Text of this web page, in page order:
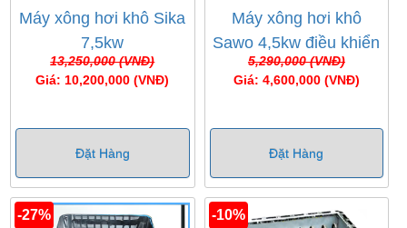
Máy xông hơi khô Sika
7,5kw
13,250,000 (VNĐ)
Giá: 10,200,000 (VNĐ)
Đặt Hàng
Máy xông hơi khô
Sawo 4,5kw điều khiển
cơ
5,290,000 (VNĐ)
Giá: 4,600,000 (VNĐ)
Đặt Hàng
-27% -10%